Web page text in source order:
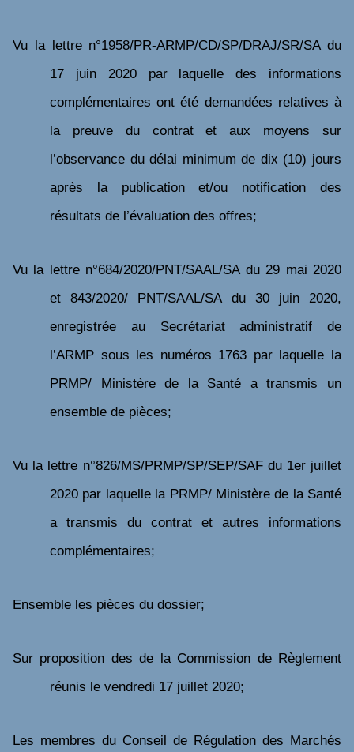
Vu la lettre n°1958/PR-ARMP/CD/SP/DRAJ/SR/SA du
17 juin 2020 par laquelle des informations
complémentaires ont été demandées relatives à
la preuve du contrat et aux moyens sur
l’observance du délai minimum de dix (10) jours
après la publication et/ou notification des
résultats de l’évaluation des offres;
Vu la lettre n°684/2020/PNT/SAAL/SA du 29 mai 2020
et 843/2020/ PNT/SAAL/SA du 30 juin 2020,
enregistrée au Secrétariat administratif de
l’ARMP sous les numéros 1763 par laquelle la
PRMP/ Ministère de la Santé a transmis un
ensemble de pièces;
Vu la lettre n°826/MS/PRMP/SP/SEP/SAF du 1erjuillet
2020 par laquelle la PRMP/ Ministère de la Santé
a transmis du contrat et autres informations
complémentaires;
Ensemble les pièces du dossier;
Sur proposition des de la Commission de Règlement
réunis le vendredi 17 juillet 2020;
Les membres du Conseil de Régulation des Marchés